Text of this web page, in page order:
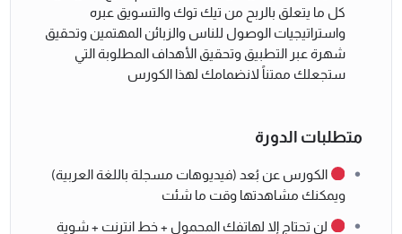
كل ما يتعلق بالربح من تيك توك والتسويق عبره
واستراتيجيات الوصول للناس والزبائن المهتمين وتحقيق
شهرة عبر التطبيق وتحقيق الأهداف المطلوبة التي
ستجعلك ممتناً لانضمامك لهذا الكورس
متطلبات الدورة
الكورس عن بُعد (فيديوهات مسجلة باللغة العربية)
ويمكنك مشاهدتها وقت ما شئت
لن تحتاج إلا لهاتفك المحمول + خط انترنت + شوية